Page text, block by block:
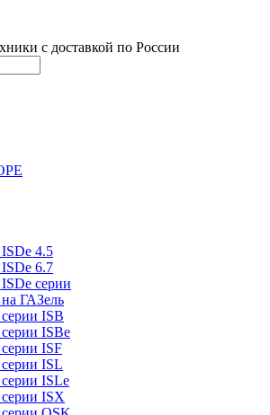
с доставкой по России
4.5
6.7
серии
ГАЗель
ISB
ISBe
ISF
ISL
ISLe
ISX